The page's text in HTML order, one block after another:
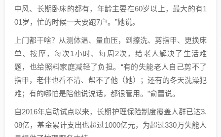
中风、长期卧床的都有，年龄主要在60岁以上，最大的有1
01岁，忙的时候一天要跑7户。”她说。
上门都干啥？从测体温、量血压，到擦洗、剪指甲、更换床
单、按摩，每次1小时、每周2次，给老人解决了生活难
题，也给照料家庭减轻了负担。“有的失能老人自己剪不了
指甲，老伴也看不清、帮不了他（她）；还有的冬天洗澡犯
难；有的哪怕是陪他说说话，都很管用。”俞蕾说。
自2016年启动试点以来，长期护理保险制度覆盖人群已达3.
08亿，基金累计支出也超过1000亿元，为超过330万失能人